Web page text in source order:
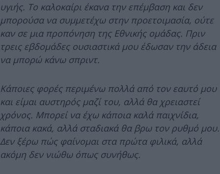
υγιής. Το καλοκαίρι έκανα την επέμβαση και δεν
μπορούσα να συμμετέχω στην προετοιμασία, ούτε
καν σε μια προπόνηση της Εθνικής ομάδας. Πριν
τρεις εβδομάδες ουσιαστικά μου έδωσαν την άδεια
να μπορώ κάνω σπριντ.
Κάποιες φορές περιμένω πολλά από τον εαυτό μου
και είμαι αυστηρός μαζί του, αλλά θα χρειαστεί
χρόνος. Μπορεί να έχω κάποια καλά παιχνίδια,
κάποια κακά, αλλά σταδιακά θα βρω τον ρυθμό μου.
Δεν ξέρω πώς φαίνομαι στα πρώτα φιλικά, αλλά
ακόμη δεν νιώθω όπως συνήθως.